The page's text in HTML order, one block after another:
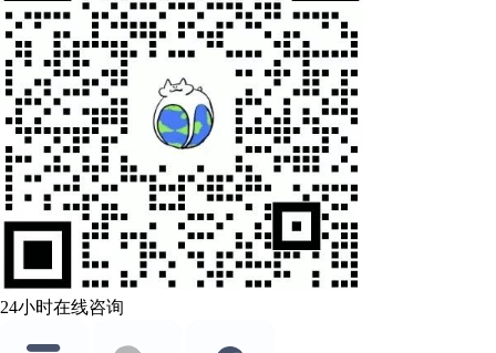
24小时在线咨询